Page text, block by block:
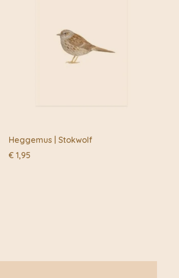
Heggemus | Stokwolf
€ 1,95